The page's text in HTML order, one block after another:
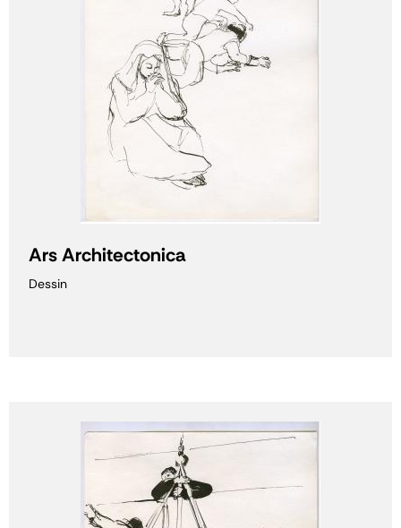
Ars Architectonica
Dessin